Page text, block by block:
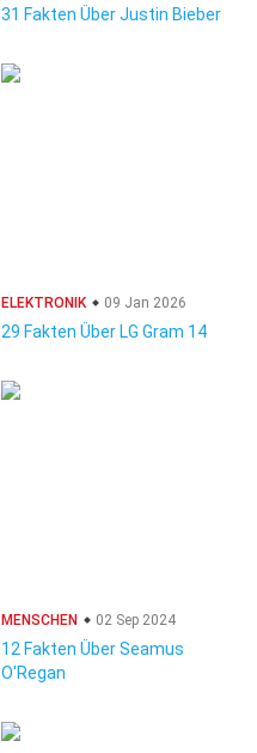
31 Fakten Über Justin Bieber
ELEKTRONIK 09 Jan 2026
29 Fakten Über LG Gram 14
MENSCHEN 02 Sep 2024
12 Fakten Über Seamus
O'Regan